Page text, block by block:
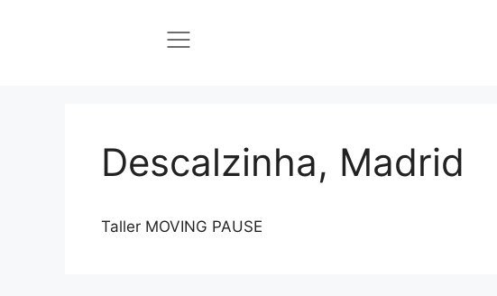
Descalzinha, Madrid
Taller MOVING PAUSE